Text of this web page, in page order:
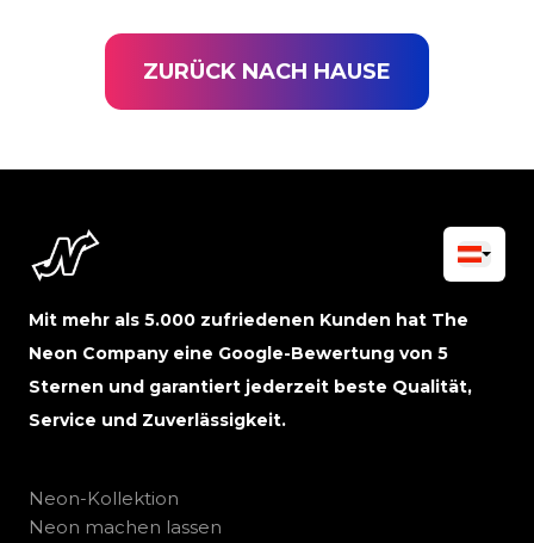
ZURÜCK NACH HAUSE
Mit mehr als 5.000 zufriedenen Kunden hat The
Neon Company eine Google-Bewertung von 5
Sternen und garantiert jederzeit beste Qualität,
Service und Zuverlässigkeit.
Neon-Kollektion
Neon machen lassen